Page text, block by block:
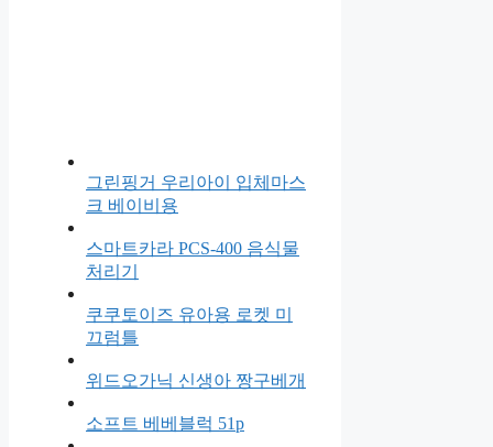
그린핑거 우리아이 입체마스
크 베이비용
스마트카라 PCS-400 음식물
처리기
쿠쿠토이즈 유아용 로켓 미
끄럼틀
위드오가닉 신생아 짱구베개
소프트 베베블럭 51p